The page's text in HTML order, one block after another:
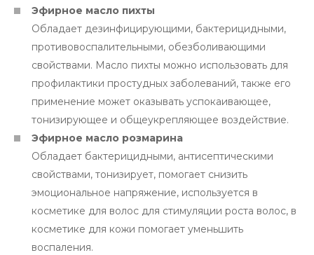
Эфирное масло пихты
Обладает дезинфицирующими, бактерицидными,
противовоспалительными, обезболивающими
свойствами. Масло пихты можно использовать для
профилактики простудных заболеваний, также его
применение может оказывать успокаивающее,
тонизирующее и общеукрепляющее воздействие.
Эфирное масло розмарина
Обладает бактерицидными, антисептическими
свойствами, тонизирует, помогает снизить
эмоциональное напряжение, используется в
косметике для волос для стимуляции роста волос, в
косметике для кожи помогает уменьшить
воспаления.